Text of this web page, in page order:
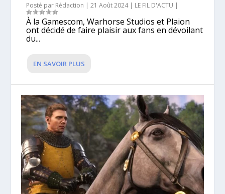
Posté par Rédaction |21 Août 2024| LE FIL D'ACTU |
À la Gamescom, Warhorse Studios et Plaion
ont décidé de faire plaisir aux fans en dévoilant
du...
EN SAVOIR PLUS